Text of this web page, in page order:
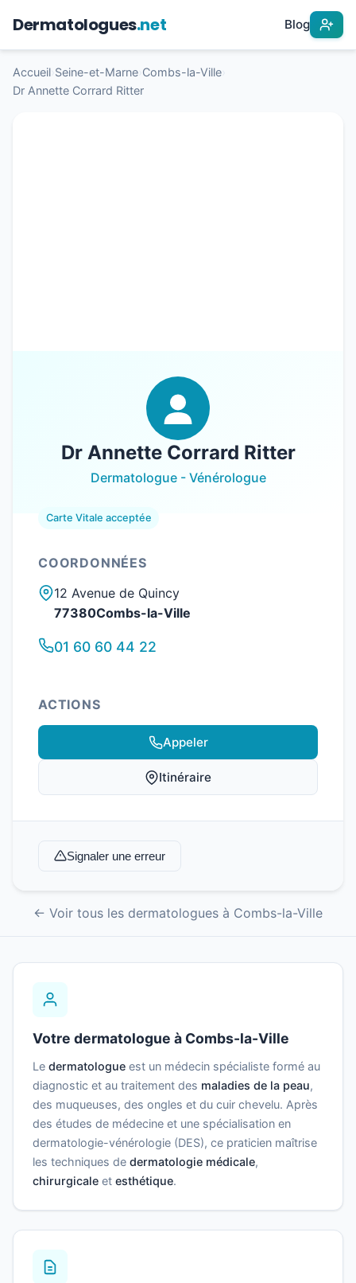
Dermatologues.net Blog
Accueil Seine-et-Marne Combs-la-Ville
Dr Annette Corrard Ritter
Dr Annette Corrard Ritter
Dermatologue - Vénérologue
Carte Vitale acceptée
COORDONNÉES
12 Avenue de Quincy
77380Combs-la-Ville
01 60 60 44 22
ACTIONS
Appeler
Itinéraire
Signaler une erreur
← Voir tous les dermatologues à Combs-la-Ville
Votre dermatologue à Combs-la-Ville
Le dermatologue est un médecin spécialiste formé au
diagnostic et au traitement des maladies de la peau,
des muqueuses, des ongles et du cuir chevelu. Après
des études de médecine et une spécialisation en
dermatologie-vénérologie (DES), ce praticien maîtrise
les techniques de dermatologie médicale,
chirurgicale et esthétique.